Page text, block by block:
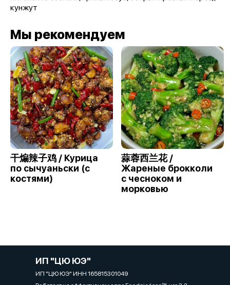
кунжут
Мы рекомендуем
干煸辣子鸡 / Курица
по сычуаньски (с
костями)
蒜蓉西兰花 /
Жареные брокколи
с чесноком и
морковью
ИП "ЦЮ ЮЭ"
ИП "ЦЮ ЮЭ" ИНН 165815301049